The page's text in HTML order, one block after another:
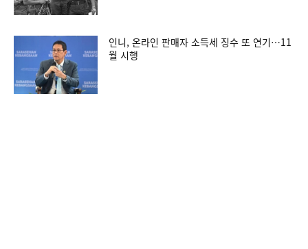
인니, 온라인 판매자 소득세 징수 또 연기…11
월 시행